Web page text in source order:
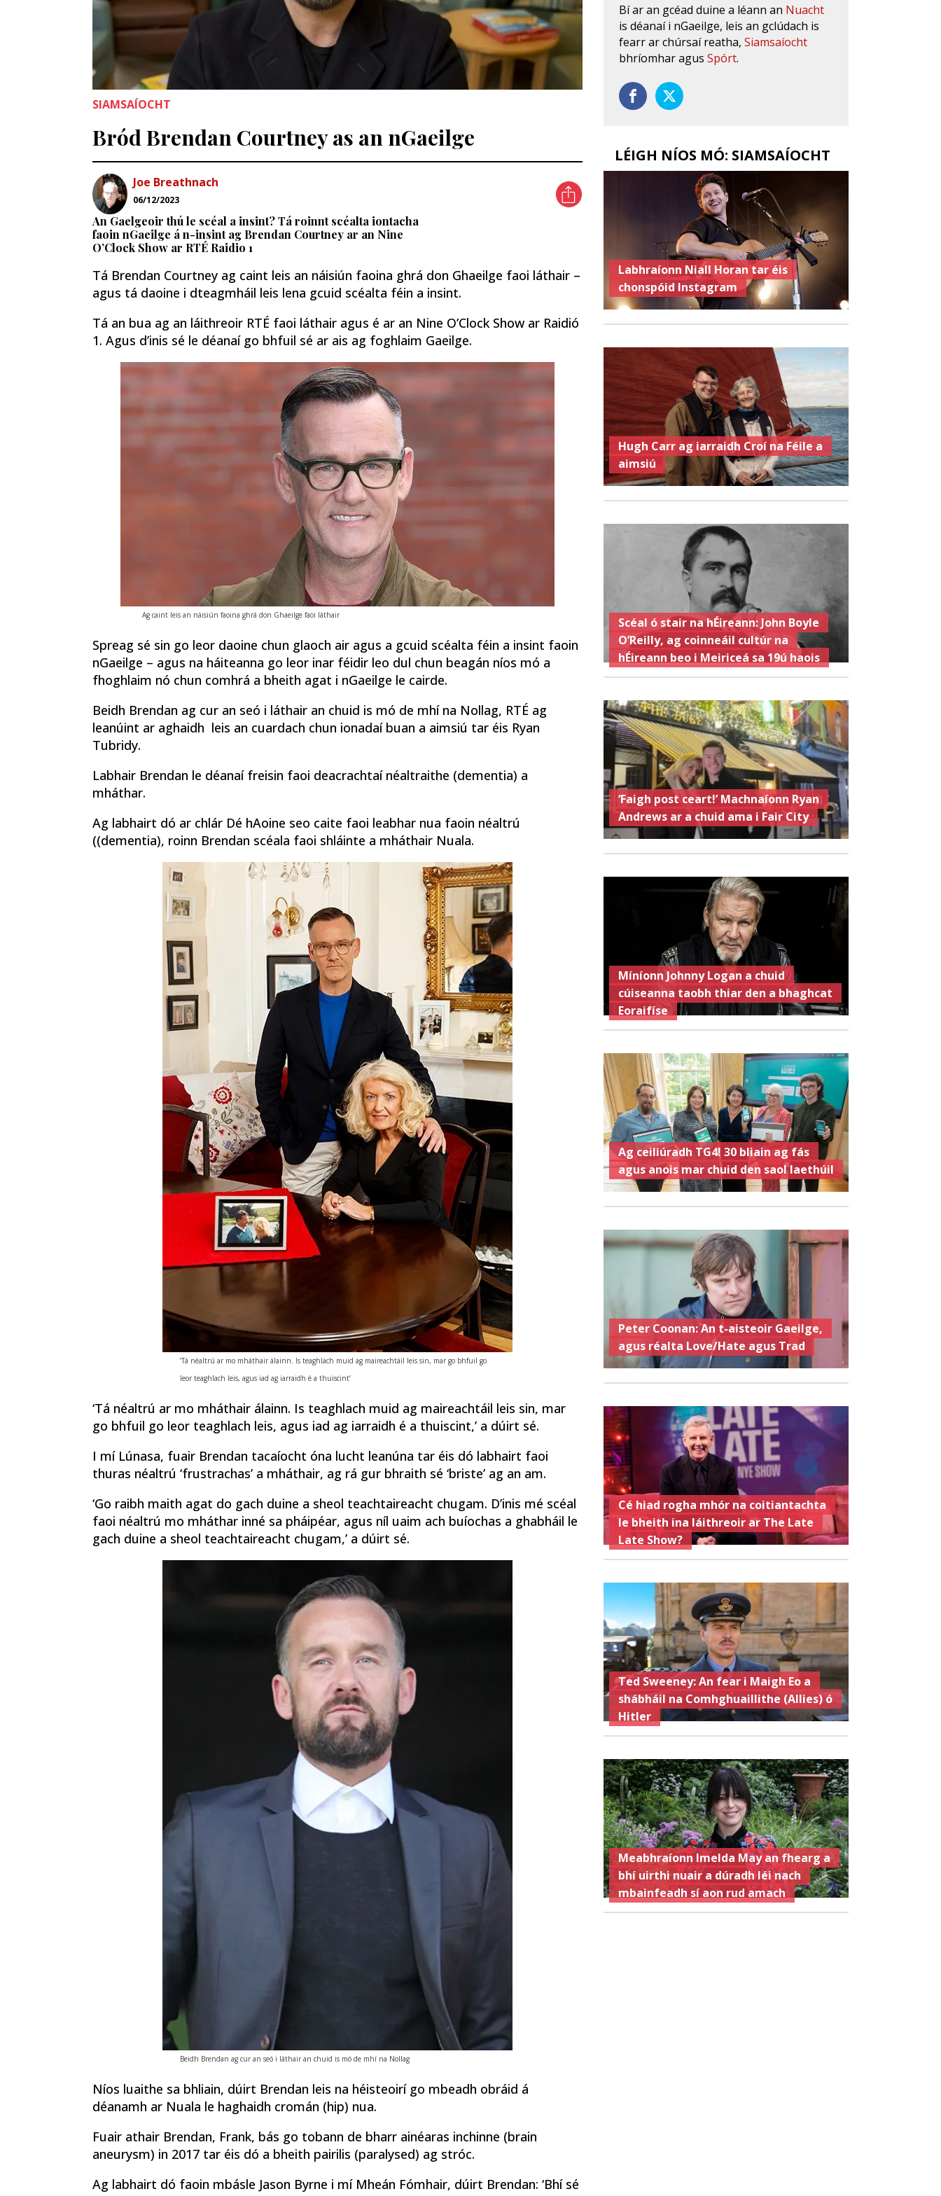
SIAMSAÍOCHT
Bród Brendan Courtney as an nGaeilge
Joe Breathnach
06/12/2023
An Gaelgeoir thú le scéal a insint? Tá roinnt scéalta iontacha
faoin nGaeilge á n-insint ag Brendan Courtney ar an Nine
O’Clock Show ar RTÉ Raidio 1
Tá Brendan Courtney ag caint leis an náisiún faoina ghrá don Ghaeilge faoi láthair –
agus tá daoine i dteagmháil leis lena gcuid scéalta féin a insint.
Tá an bua ag an láithreoir RTÉ faoi láthair agus é ar an Nine O’Clock Show ar Raidió
1. Agus d’inis sé le déanaí go bhfuil sé ar ais ag foghlaim Gaeilge.
Ag caint leis an náisiún faoina ghrá don Ghaeilge faoi láthair
Spreag sé sin go leor daoine chun glaoch air agus a gcuid scéalta féin a insint faoin
nGaeilge – agus na háiteanna go leor inar féidir leo dul chun beagán níos mó a
fhoghlaim nó chun comhrá a bheith agat i nGaeilge le cairde.
Beidh Brendan ag cur an seó i láthair an chuid is mó de mhí na Nollag, RTÉ ag
leanúint ar aghaidh leis an cuardach chun ionadaí buan a aimsiú tar éis Ryan
Tubridy.
Labhair Brendan le déanaí freisin faoi deacrachtaí néaltraithe (dementia) a
mháthar.
Ag labhairt dó ar chlár Dé hAoine seo caite faoi leabhar nua faoin néaltrú
((dementia), roinn Brendan scéala faoi shláinte a mháthair Nuala.
‘Tá néaltrú ar mo mháthair álainn. Is teaghlach muid ag maireachtáil leis sin, mar go bhfuil go
leor teaghlach leis, agus iad ag iarraidh é a thuiscint’
‘Tá néaltrú ar mo mháthair álainn. Is teaghlach muid ag maireachtáil leis sin, mar
go bhfuil go leor teaghlach leis, agus iad ag iarraidh é a thuiscint,’ a dúirt sé.
I mí Lúnasa, fuair Brendan tacaíocht óna lucht leanúna tar éis dó labhairt faoi
thuras néaltrú ‘frustrachas’ a mháthair, ag rá gur bhraith sé ‘briste’ ag an am.
‘Go raibh maith agat do gach duine a sheol teachtaireacht chugam. D’inis mé scéal
faoi néaltrú mo mháthar inné sa pháipéar, agus níl uaim ach buíochas a ghabháil le
gach duine a sheol teachtaireacht chugam,’ a dúirt sé.
Beidh Brendan ag cur an seó i láthair an chuid is mó de mhí na Nollag
Níos luaithe sa bhliain, dúirt Brendan leis na héisteoirí go mbeadh obráid á
déanamh ar Nuala le haghaidh cromán (hip) nua.
Fuair athair Brendan, Frank, bás go tobann de bharr ainéaras inchinne (brain
aneurysm) in 2017 tar éis dó a bheith pairilis (paralysed) ag stróc.
Ag labhairt dó faoin mbásle Jason Byrne i mí Mheán Fómhair, dúirt Brendan: ‘Bhí sé
Bí ar an gcéad duine a léann an Nuacht
is déanaí i nGaeilge, leis an gclúdach is
fearr ar chúrsaí reatha,Siamsaíocht
bhríomhar agusSpórt.
LÉIGH NÍOS MÓ: SIAMSAÍOCHT
Labhraíonn Niall Horan tar éis
chonspóid Instagram
Hugh Carr ag iarraidh Croí na Féile a
aimsiú
Scéal ó stair na hÉireann: John Boyle
O’Reilly, ag coinneáil cultúr na
hÉireann beo i Meiriceá sa 19ú haois
‘Faigh post ceart!’ Machnaíonn Ryan
Andrews ar a chuid ama i Fair City
Míníonn Johnny Logan a chuid
cúiseanna taobh thiar den a bhaghcat
Eoraifíse
Ag ceiliúradh TG4! 30 bliain ag fás
agus anois mar chuid den saol laethúil
Peter Coonan: An t-aisteoir Gaeilge,
agus réalta Love/Hate agus Trad
Cé hiad rogha mhór na coitiantachta
le bheith ina láithreoir ar The Late
Late Show?
Ted Sweeney: An fear i Maigh Eo a
shábháil na Comhghuaillithe (Allies) ó
Hitler
Meabhraíonn Imelda May an fhearg a
bhí uirthi nuair a dúradh léi nach
mbainfeadh sí aon rud amach